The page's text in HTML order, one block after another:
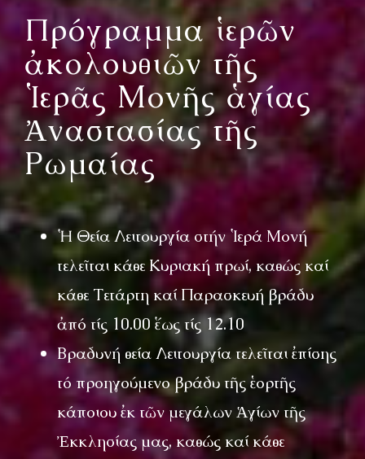
Πρόγραμμα ἱερῶν
ἀκολουθιῶν τῆς
Ἱερᾶς Μονῆς ἁγίας
Ἀναστασίας τῆς
Ρωμαίας
Ἡ Θεία Λειτουργία στήν Ἱερά Μονή
τελεῖται κάθε Κυριακή πρωί, καθώς καί
κάθε Τετάρτη καί Παρασκευή βράδυ
ἀπό τίς 10.00 ἕως τίς 12.10
Βραδυνή θεία Λειτουργία τελεῖται ἐπίσης
τό προηγούμενο βράδυ τῆς ἑορτῆς
κάποιου ἐκ τῶν μεγάλων Ἁγίων τῆς
Ἐκκλησίας μας, καθώς καί κάθε